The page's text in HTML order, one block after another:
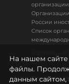
России
Список
18+
Политика
На нашем сайте
файлы.
данным